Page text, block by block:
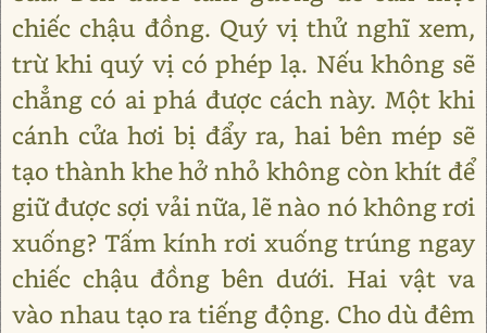
chiếc chậu đồng. Quý vị thử nghĩ xem,
trừ khi quý vị có phép lạ. Nếu không sẽ
chẳng có ai phá được cách này. Một khi
cánh cửa hơi bị đẩy ra, hai bên mép sẽ
tạo thành khe hở nhỏ không còn khít để
giữ được sợi vải nữa, lẽ nào nó không rơi
xuống? Tấm kính rơi xuống trúng ngay
chiếc chậu đồng bên dưới. Hai vật va
vào nhau tạo ra tiếng động. Cho dù đêm